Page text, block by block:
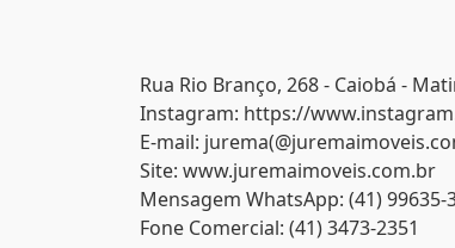
Rua Rio Branço, 268 - Caiobá -
Instagram: https://
E-mail:
Site: www.juremaimoveis.com.br
Mensagem WhatsApp: (41) 99635-
Fone Comercial: (41) 3473-2351